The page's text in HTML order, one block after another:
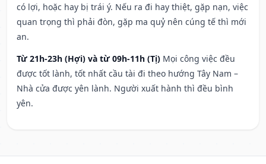
có lợi, hoặc hay bị trái ý. Nếu ra đi hay thiệt, gặp nạn, việc
quan trọng thì phải đòn, gặp ma quỷ nên cúng tế thì mới
an.
Từ 21h-23h (Hợi) và từ 09h-11h (Tị) Mọi công việc đều
được tốt lành, tốt nhất cầu tài đi theo hướng Tây Nam –
Nhà cửa được yên lành. Người xuất hành thì đều bình
yên.